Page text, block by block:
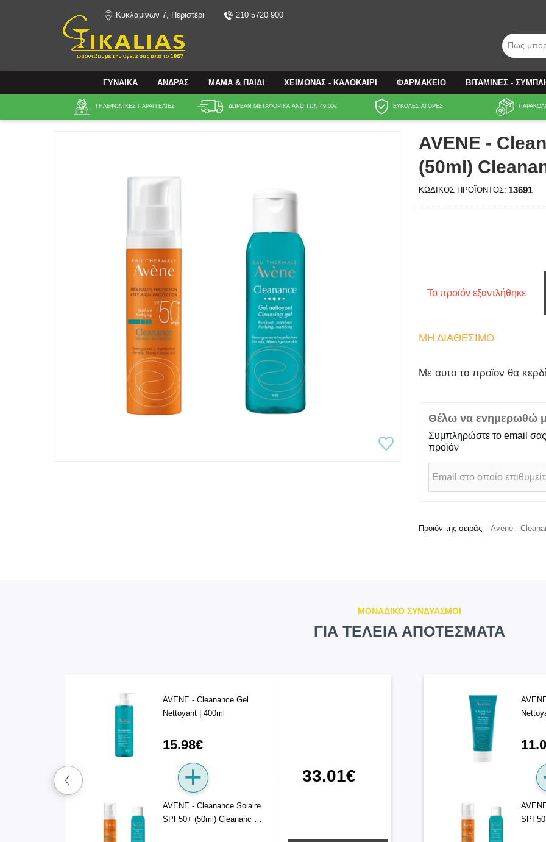
Κυκλαμίνων 7, Περιστέρι 210 5720 900
Πως
ΓΥΝΑΙΚΑ ΑΝΔΡΑΣ ΜΑΜΑ & ΠΑΙΔΙ ΧΕΙΜΩΝΑΣ - ΚΑΛΟΚΑΙΡΙ ΦΑΡΜΑΚΕΙΟ ΒΙΤΑΜΙΝΕΣ -
ΤΗΛΕΦΩΝΙΚΕΣ ΠΑΡΑΓΓΕΛΙΕΣ ΔΩΡΕΑΝ ΜΕΤΑΦΟΡΙΚΑ ΑΝΩ ΤΩΝ 49.00€ ΕΥΚΟΛΕΣ ΑΓΟΡΕΣ
Αναζήτηση
AVENE -
(50ml)
ΚΩΔΙΚΌΣ ΠΡΟΪΌΝΤΟΣ: 13691
Το προϊόν εξαντλήθηκε
ΜΗ ΔΙΑΘΈΣΙΜΟ
Mε αυτο το προϊον θα
Θέλω να ενημερωθώ
Συμπληρώστε το email σας
προϊόν
Προϊόν της σειράς Avene -
ΜΟΝΑΔΙΚΟ ΣΥΝΔΥΑΣΜΟΙ
ΓΙΑ ΤΕΛΕΙΑ ΑΠΟΤΕΣΜΑΤΑ
AVENE - Cleanance Gel
Nettoyant | 400ml
15.98€
AVENE - Cleanance Solaire
SPF50+ (50ml) Cleananc …
33.01€